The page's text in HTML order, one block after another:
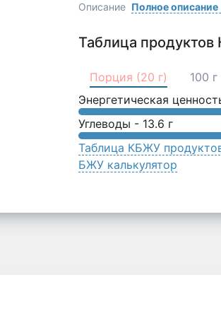
Описание Полное описание
Таблица
Порция (20 г)
100 г
Энергетическая
Углеводы - 13.6 г
Таблица КБЖУ
БЖУ калькулятор